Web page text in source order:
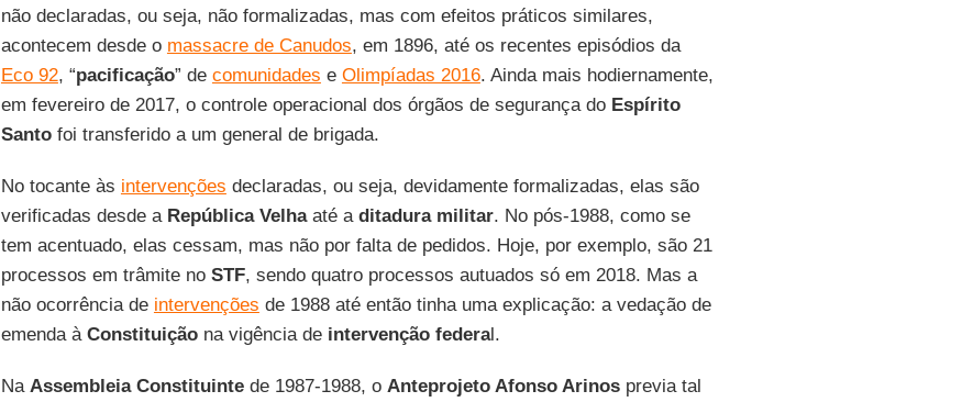
não declaradas, ou seja, não formalizadas, mas com efeitos práticos similares,
acontecem desde o massacre de Canudos, em 1896, até os recentes episódios da
Eco 92, “pacificação” de comunidades e Olimpíadas 2016. Ainda mais hodiernamente,
em fevereiro de 2017, o controle operacional dos órgãos de segurança do Espírito
Santofoi transferido a um general de brigada.
No tocante às intervenções declaradas, ou seja, devidamente formalizadas, elas são
verificadas desde a República Velhaaté a ditadura militar. No pós-1988, como se
tem acentuado, elas cessam, mas não por falta de pedidos. Hoje, por exemplo, são 21
processos em trâmite no STF, sendo quatro processos autuados só em 2018. Mas a
não ocorrência de intervenções de 1988 até então tinha uma explicação: a vedação de
emenda à Constituiçãona vigência de intervenção federal.
Na Assembleia Constituintede 1987-1988, o Anteprojeto Afonso Arinosprevia tal